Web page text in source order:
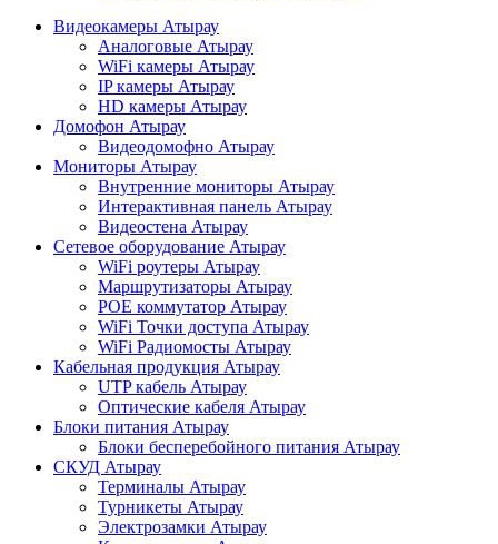
Видеокамеры Атырау
Аналоговые Атырау
WiFi камеры Атырау
IP камеры Атырау
HD камеры Атырау
Домофон Атырау
Видеодомофно Атырау
Мониторы Атырау
Внутренние мониторы Атырау
Интерактивная панель Атырау
Видеостена Атырау
Сетевое оборудование Атырау
WiFi роутеры Атырау
Маршрутизаторы Атырау
POE коммутатор Атырау
WiFi Точки доступа Атырау
WiFi Радиомосты Атырау
Кабельная продукция Атырау
UTP кабель Атырау
Оптические кабеля Атырау
Блоки питания Атырау
Блоки бесперебойного питания Атырау
СКУД Атырау
Терминалы Атырау
Турникеты Атырау
Электрозамки Атырау